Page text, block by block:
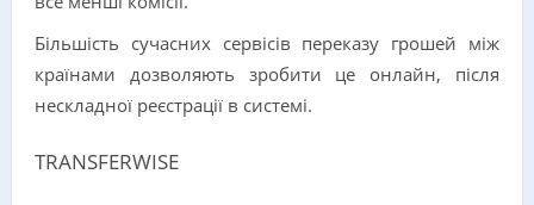
Більшість сучасних сервісів переказу грошей між
країнами дозволяють зробити це онлайн, після
нескладної реєстрації в системі.
TRANSFERWISE